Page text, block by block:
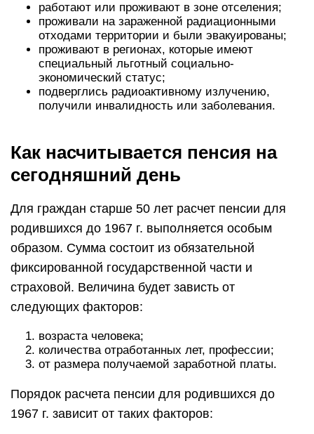
работают или проживают в зоне отселения;
проживали на зараженной радиационными
отходами территории и были эвакуированы;
проживают в регионах, которые имеют
специальный льготный социально-
экономический статус;
подверглись радиоактивному излучению,
получили инвалидность или заболевания.
Как насчитывается пенсия на
сегодняшний день
Для граждан старше 50 лет расчет пенсии для
родившихся до 1967 г. выполняется особым
образом. Сумма состоит из обязательной
фиксированной государственной части и
страховой. Величина будет зависть от
следующих факторов:
возраста человека;
количества отработанных лет, профессии;
от размера получаемой заработной платы.
Порядок расчета пенсии для родившихся до
1967 г. зависит от таких факторов: